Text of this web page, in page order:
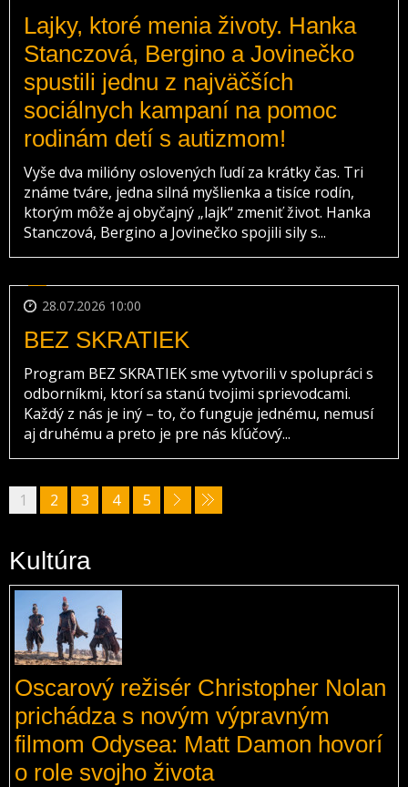
Lajky, ktoré menia životy. Hanka
Stanczová, Bergino a Jovinečko
spustili jednu z najväčších
sociálnych kampaní na pomoc
rodinám detí s autizmom!
Vyše dva milióny oslovených ľudí za krátky čas. Tri
známe tváre, jedna silná myšlienka a tisíce rodín,
ktorým môže aj obyčajný „lajk“ zmeniť život. Hanka
Stanczová, Bergino a Jovinečko spojili sily s...
28.07.2026 10:00
BEZ SKRATIEK
Program BEZ SKRATIEK sme vytvorili v spolupráci s
odborníkmi, ktorí sa stanú tvojimi sprievodcami.
Každý z nás je iný – to, čo funguje jednému, nemusí
aj druhému a preto je pre nás kľúčový...
1 2 3 4 5
Kultúra
Oscarový režisér Christopher Nolan
prichádza s novým výpravným
filmom Odysea: Matt Damon hovorí
o role svojho života